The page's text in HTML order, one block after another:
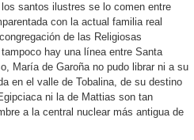
santos ilustres se lo comen entre
con la actual familia real
de las Religiosas
hay una línea entre Santa
María de Garoña no pudo librar ni a su
en el valle de Tobalina, de su destino
ni la de Mattias son tan
a la central nuclear más antigua de